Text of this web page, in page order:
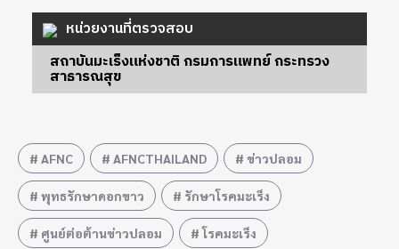
หน่วยงานที่ตรวจสอบ
สถาบันมะเร็งแห่งชาติ กรมการแพทย์ กระทรวง
สาธารณสุข
AFNC AFNCTHAILAND ข่าวปลอม
พุทธรักษาดอกขาว รักษาโรคมะเร็ง
ศูนย์ต่อต้านข่าวปลอม โรคมะเร็ง